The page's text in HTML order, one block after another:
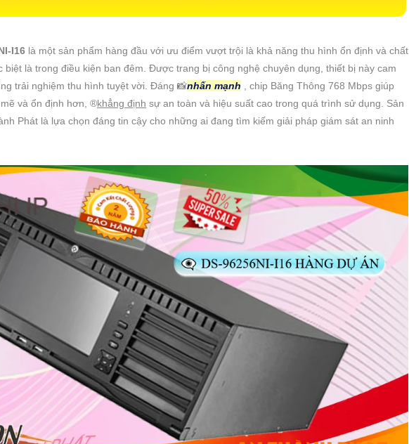
I16 là một sản phẩm hàng đầu với ưu điểm vượt trội là khả năng thu hình ổn định và chất
biệt là trong điều kiện ban đêm. Được trang bị công nghệ chuyên dụng, thiết bị này cam
trải nghiệm thu hình tuyệt vời. Đáng 📸nhấn mạnh , chip Băng Thông 768 Mbps giúp
và ổn định hơn, ®️khẳng định sự an toàn và hiệu suất cao trong quá trình sử dụng. Sản
Phát là lựa chọn đáng tin cậy cho những ai đang tìm kiếm giải pháp giám sát an ninh